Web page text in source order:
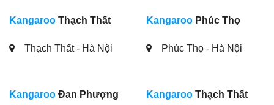
Kangaroo Thạch Thất
Thạch Thất - Hà Nội
Kangaroo Phúc Thọ
Phúc Thọ - Hà Nội
Kangaroo Đan Phượng Kangaroo Thạch Thất